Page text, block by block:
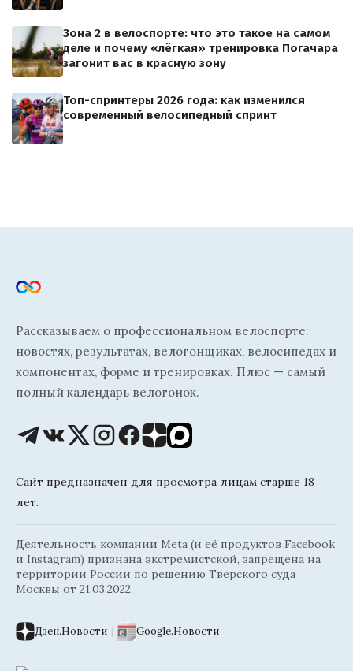
Зона 2 в велоспорте: что это такое на самом
деле и почему «лёгкая» тренировка Погачара
загонит вас в красную зону
Топ-спринтеры 2026 года: как изменился
современный велосипедный спринт
Рассказываем о профессиональном велоспорте:
новостях, результатах, велогонщиках, велосипедах и
компонентах, форме и тренировках. Плюс — самый
полный календарь велогонок.
Сайт предназначен для просмотра лицам старше 18
лет.
Деятельность компании Meta (и её продуктов Facebook
и Instagram) признана экстремистской, запрещена на
территории России по решению Тверского суда
Москвы от 21.03.2022.
Дзен.Новости | Google.Новости